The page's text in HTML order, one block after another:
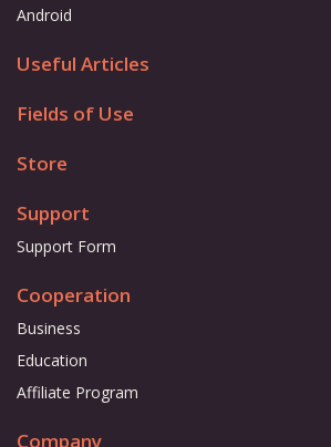
Android
Useful Articles
Fields of Use
Store
Support
Support Form
Cooperation
Business
Education
Affiliate Program
Company